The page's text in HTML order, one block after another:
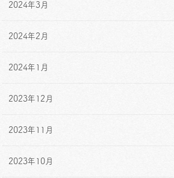
2024年3月
2024年2月
2024年1月
2023年12月
2023年11月
2023年10月